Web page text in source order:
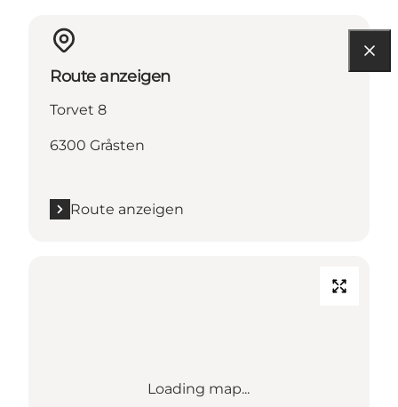
Route anzeigen
Torvet 8
6300 Gråsten
Route anzeigen
Loading map...